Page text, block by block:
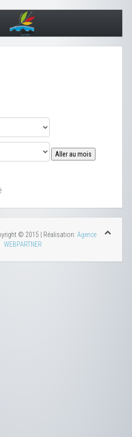
Aller au mois
© 2015 | Réalisation: Agence
WEBPARTNER